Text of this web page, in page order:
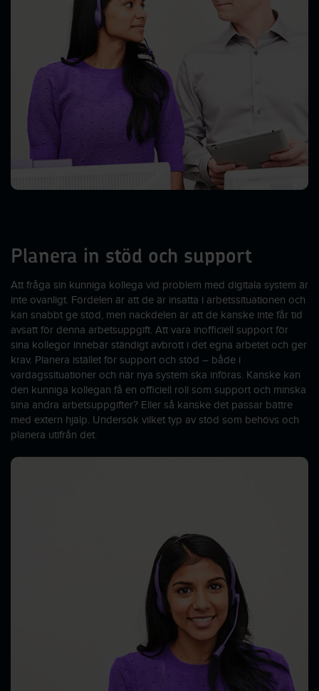
Planera in stöd och support
Att fråga sin kunniga kollega vid problem med digitala system är
inte ovanligt. Fördelen är att de är insatta i arbetssituationen och
kan snabbt ge stöd, men nackdelen är att de kanske inte får tid
avsatt för denna arbetsuppgift. Att vara inofficiell support för
sina kollegor innebär ständigt avbrott i det egna arbetet och ger
krav. Planera istället för support och stöd – både i
vardagssituationer och när nya system ska införas. Kanske kan
den kunniga kollegan få en officiell roll som support och minska
sina andra arbetsuppgifter? Eller så kanske det passar bättre
med extern hjälp. Undersök vilket typ av stöd som behövs och
planera utifrån det.